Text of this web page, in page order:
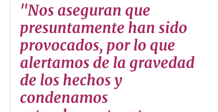
"Nos aseguran que
presuntamente han sido
provocados, por lo que
alertamos de la gravedad
de los hechos y
condenamos